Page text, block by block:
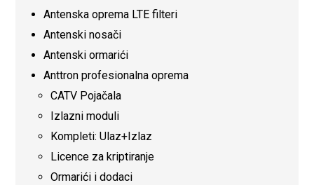
Antenska oprema LTE filteri
Antenski nosači
Antenski ormarići
Anttron profesionalna oprema
CATV Pojačala
Izlazni moduli
Kompleti: Ulaz+Izlaz
Licence za kriptiranje
Ormarići i dodaci